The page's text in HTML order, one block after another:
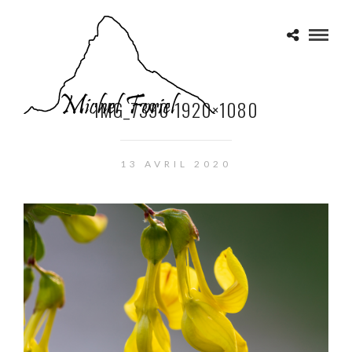
IMG_7390 1920×1080
13 AVRIL 2020